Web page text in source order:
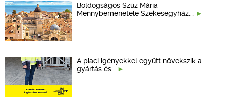
Boldogságos Szűz Mária
Mennybemenetele Székesegyház,…
A piaci igényekkel együtt növekszik a
gyártás és…